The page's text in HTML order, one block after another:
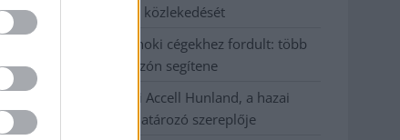
Kecskemét vasútvonal közlekedését
A polgármester a szolnoki cégekhez fordult: több
száz elbocsátott dolgozón segítene
Csődbe ment a tószegi Accell Hunland, a hazai
kerékpárgyártás meghatározó szereplője